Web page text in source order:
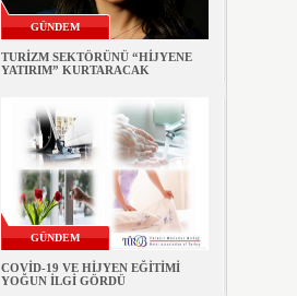
GÜNDEM
TURİZM SEKTÖRÜNÜ “HİJYENE
YATIRIM” KURTARACAK
GÜNDEM
COVİD-19 VE HİJYEN EĞİTİMİ
YOĞUN İLGİ GÖRDÜ